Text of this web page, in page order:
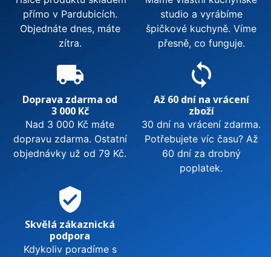
přímo v Pardubicích.
Objednáte dnes, máte
zítra.
studio a vyrábíme
špičkové kuchyně. Víme
přesně, co funguje.
local_shipping
Doprava zdarma od
3 000 Kč
Nad 3 000 Kč máte
dopravu zdarma. Ostatní
objednávky už od 79 Kč.
sync
Až 60 dní na vrácení
zboží
30 dní na vrácení zdarma.
Potřebujete víc času? Až
60 dní za drobný
poplatek.
verified_user
Skvělá zákaznická
podpora
Kdykoliv poradíme s